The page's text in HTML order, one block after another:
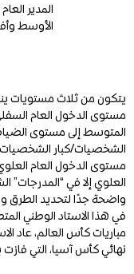
الأوسط
يتكون من ثلاث مستويات
مستوى الدخول العام
المتوسط إلى مستوى
الشخصيات/كبار
مستوى الدخول العام
العلوي إلا في
واضحة جدًا لتحديد الطرق
في هذا الاستاد الوطني
مباريات كأس العالم، عاد
نهائي كأس آسيا، التي فازت